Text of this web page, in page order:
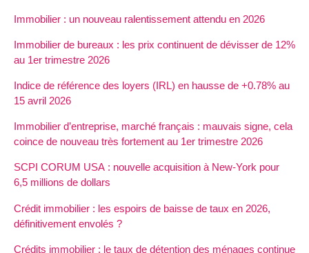
Immobilier : un nouveau ralentissement attendu en 2026
Immobilier de bureaux : les prix continuent de dévisser de 12%
au 1er trimestre 2026
Indice de référence des loyers (IRL) en hausse de +0.78% au
15 avril 2026
Immobilier d’entreprise, marché français : mauvais signe, cela
coince de nouveau très fortement au 1er trimestre 2026
SCPI CORUM USA : nouvelle acquisition à New-York pour
6,5 millions de dollars
Crédit immobilier : les espoirs de baisse de taux en 2026,
définitivement envolés ?
Crédits immobilier : le taux de détention des ménages continue